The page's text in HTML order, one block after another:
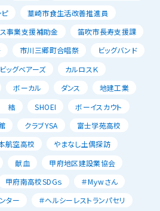
韮崎市食生活改善推進員
事業支援補助金
笛吹市長寿支援課
市川三郷町合唱祭
ビッグバンド
ビッグベアーズ
カルロスＫ
ボーカル ダンス
地建工業
結 SHOEI
ボーイスカウト
クラブYSA
富士学苑高校
航空高校
やまなし土偶探訪
献血
甲府地区建設業協会
甲府南高校SDGｓ
＃Mｙwさん
ター
＃ヘルシーレストランパセリ